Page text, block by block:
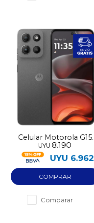
Celular Motorola G15
256GB LTE
UYU 8.190
UYU 6.962
Comparar